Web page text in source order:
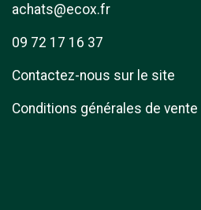
achats@ecox.fr
09 72 17 16 37
Contactez-nous sur le site
Conditions générales de vente